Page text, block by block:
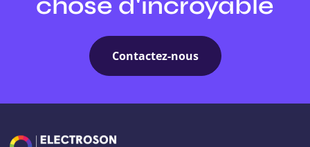
Contactez-nous